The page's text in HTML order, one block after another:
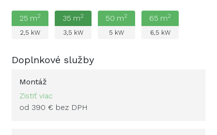
25 m2
2,5 kW
35 m2
3,5 kW
50 m2
5 kW
65 m2
6,5 kW
Doplnkové služby
Montáž
Zistiť viac
od 390 € bez DPH